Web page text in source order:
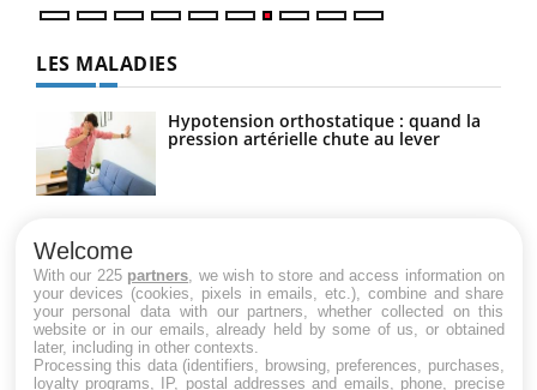
LES MALADIES
Hypotension orthostatique : quand la
pression artérielle chute au lever
Maladie de Charcot (Sclérose latérale
amyotrophique)
Welcome
With our 225 partners , we wish to store and access information on
your devices (cookies, pixels in emails, etc.), combine and share
your personal data with our partners, whether collected on this
website or in our emails, already held by some of us, or obtained
later, including in other contexts.
Processing this data (identifiers, browsing, preferences, purchases,
loyalty programs, IP, postal addresses and emails, phone, precise